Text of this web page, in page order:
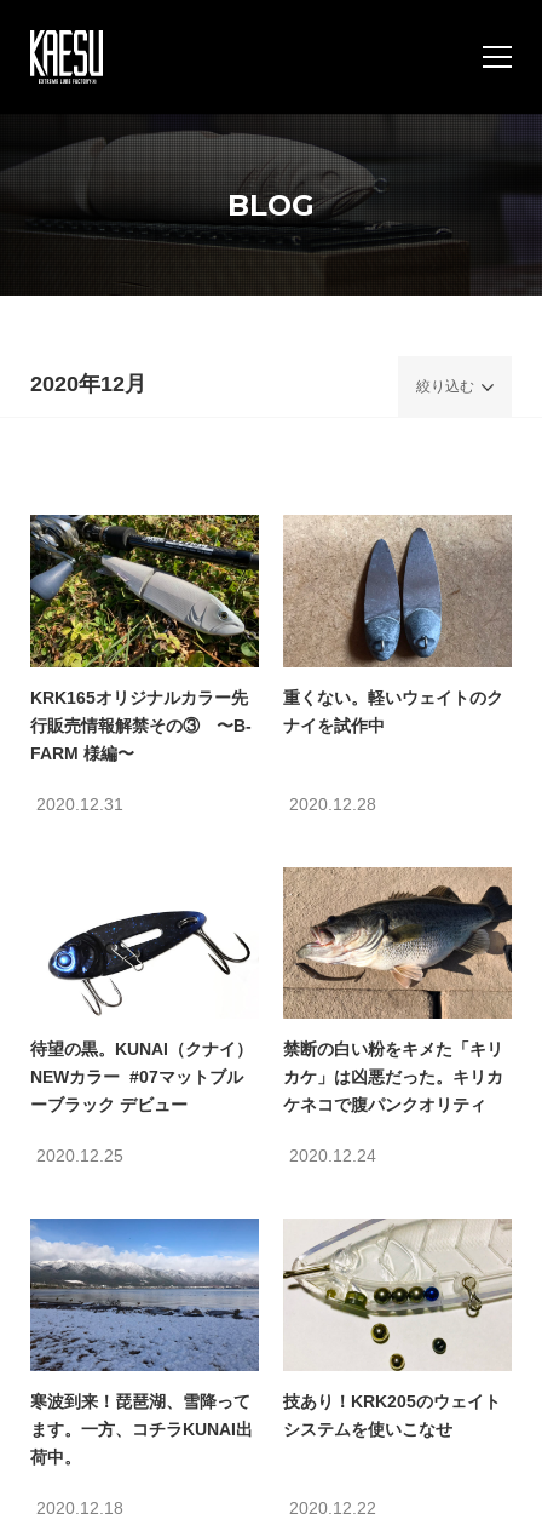
BLOG
2020年12月 絞り込む
KRK165オリジナルカラー先
行販売情報解禁その③ 〜B-
FARM 様編〜
2020.12.31
重くない。軽いウェイトのク
ナイを試作中
2020.12.28
待望の黒。KUNAI（クナイ）
NEWカラー #07マットブル
ーブラック デビュー
2020.12.25
禁断の白い粉をキメた「キリ
カケ」は凶悪だった。キリカ
ケネコで腹パンクオリティ
2020.12.24
寒波到来！琵琶湖、雪降って
ます。一方、コチラKUNAI出
荷中。
2020.12.18
技あり！KRK205のウェイト
システムを使いこなせ
2020.12.22